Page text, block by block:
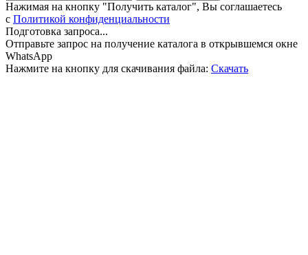
Нажимая на кнопку "Получить каталог", Вы соглашаетесь
c Политикой конфиденциальности
Подготовка запроса...
Отправьте запрос на получение каталога в открывшемся окне
WhatsApp
Нажмите на кнопку для скачивания файла: Скачать